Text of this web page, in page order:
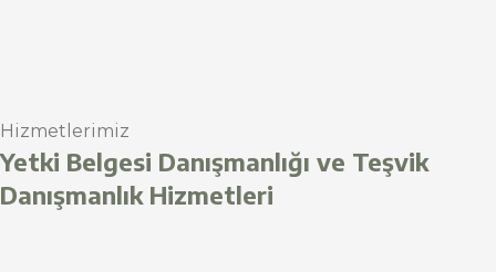
Hizmetlerimiz
Yetki Belgesi Danışmanlığı ve Teşvik
Danışmanlık Hizmetleri